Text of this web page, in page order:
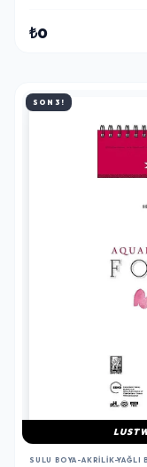
₺0
SON 3!
SULU BOYA-AKRILIK-YAĞLI